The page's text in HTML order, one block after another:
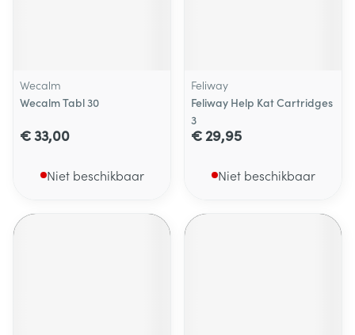
Wecalm
Wecalm Tabl 30
€ 33,00
Niet beschikbaar
Feliway
Feliway Help Kat Cartridges
3
€ 29,95
Niet beschikbaar